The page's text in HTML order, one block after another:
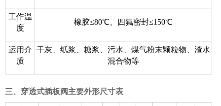
工作温
度
橡胶≤80℃、四氟密封≤150℃
运用介
质
干灰、纸浆、糖浆、污水、煤气粉末颗粒物、渣水
混合物等
三、穿透式插板阀主要外形尺寸表